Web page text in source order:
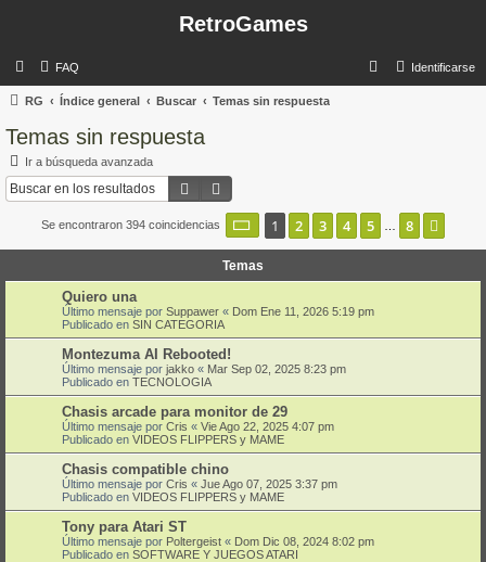
RetroGames
FAQ Identificarse
RG Índice general Buscar Temas sin respuesta
Temas sin respuesta
Ir a búsqueda avanzada
Buscar
Se encontraron 394 coincidencias Página de
1 2 3 4 5 8
Temas
Quiero una
Último mensaje por Suppawer « Dom Ene 11, 2026 5:19 pm
Publicado en SIN CATEGORIA
Montezuma AI Rebooted!
Último mensaje por jakko « Mar Sep 02, 2025 8:23 pm
Publicado en TECNOLOGIA
Chasis arcade para monitor de 29
Último mensaje por Cris « Vie Ago 22, 2025 4:07 pm
Publicado en VIDEOS FLIPPERS y MAME
Chasis compatible chino
Último mensaje por Cris « Jue Ago 07, 2025 3:37 pm
Publicado en VIDEOS FLIPPERS y MAME
Tony para Atari ST
Último mensaje por Poltergeist « Dom Dic 08, 2024 8:02 pm
Publicado en SOFTWARE Y JUEGOS ATARI